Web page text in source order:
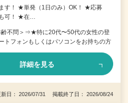
す！ ★単発（1日のみ）OK！ ★応募
可！ ★在…
齢不問＞⇒★特に20代〜50代の女性の登
フォンもしくはパソコンをお持ちの方
詳細を見る
新日： 2026/07/31 掲載終了日： 2026/08/24